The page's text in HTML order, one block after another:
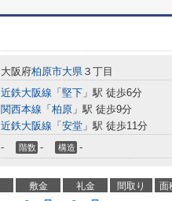
大阪府柏原市大県 ３丁目
近鉄大阪線 「 堅下 」駅 徒歩6分
関西本線 「 柏原 」駅 徒歩9分
近鉄大阪線 「 安堂 」駅 徒歩11分
- 階数 - 構造 -
敷金 礼金 間取り 面